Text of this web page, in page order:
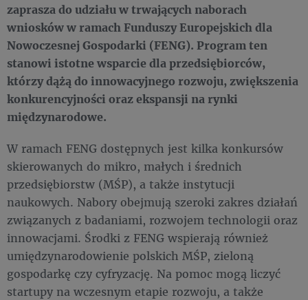
zaprasza do udziału w trwających naborach
wniosków w ramach Funduszy Europejskich dla
Nowoczesnej Gospodarki (FENG). Program ten
stanowi istotne wsparcie dla przedsiębiorców,
którzy dążą do innowacyjnego rozwoju, zwiększenia
konkurencyjności oraz ekspansji na rynki
międzynarodowe.
W ramach FENG dostępnych jest kilka konkursów
skierowanych do mikro, małych i średnich
przedsiębiorstw (MŚP), a także instytucji
naukowych. Nabory obejmują szeroki zakres działań
związanych z badaniami, rozwojem technologii oraz
innowacjami. Środki z FENG wspierają również
umiędzynarodowienie polskich MŚP, zieloną
gospodarkę czy cyfryzację. Na pomoc mogą liczyć
startupy na wczesnym etapie rozwoju, a także